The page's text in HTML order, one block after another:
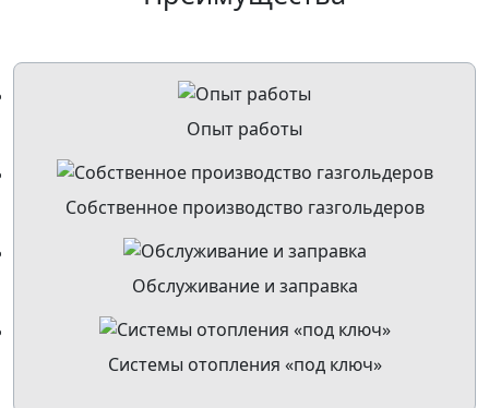
Опыт работы
Собственное производство газгольдеров
Обслуживание и заправка
Системы отопления «под ключ»